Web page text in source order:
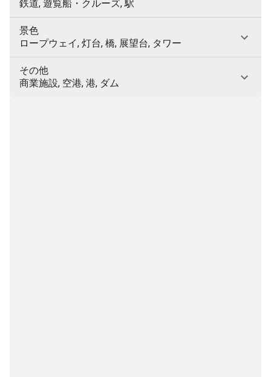
鉄道, 遊覧船・クルーズ, 駅
景色
ロープウェイ, 灯台, 橋, 展望台, タワー
その他
商業施設, 空港, 港, ダム